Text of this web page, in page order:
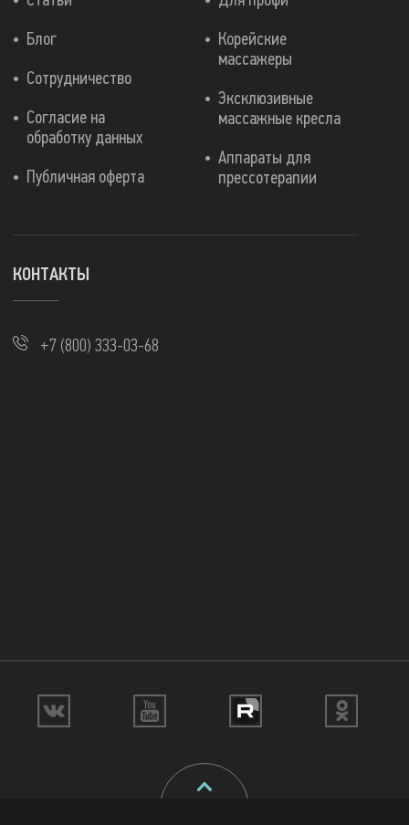
Корейские
массажеры
Эксклюзивные
массажные кресла
Аппараты для
прессотерапии
Блог
Сотрудничество
Согласие на
обработку данных
Публичная оферта
КОНТАКТЫ
+7 (800) 333-03-68